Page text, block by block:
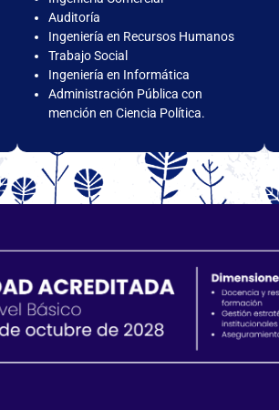
Auditoría
Ingeniería en Recursos Humanos
Trabajo Social
Ingeniería en Informática
Administración Pública con
mención en Ciencia Política.